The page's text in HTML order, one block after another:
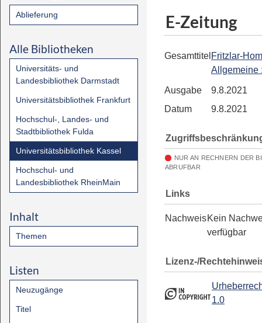
Ablieferung
Alle Bibliotheken
Universitäts- und
Landesbibliothek Darmstadt
Universitätsbibliothek Frankfurt
Hochschul-, Landes- und
Stadtbibliothek Fulda
Universitätsbibliothek Kassel
Hochschul- und
Landesbibliothek RheinMain
Inhalt
Themen
Listen
Neuzugänge
Titel
E-Zeitung
Gesamttitel Fritzlar-
Allgemeine
Ausgabe
9.8.2021
Datum
9.8.2021
NUR AN RECHNERN DER
ABRUFBAR
Links
NachweisKein
verfügbar
Lizenz-/
1.0